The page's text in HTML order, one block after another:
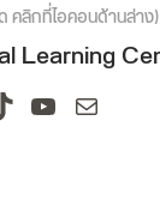
คลิกที่ไอคอนด้านล่าง)
Learning
YouTube
Mail